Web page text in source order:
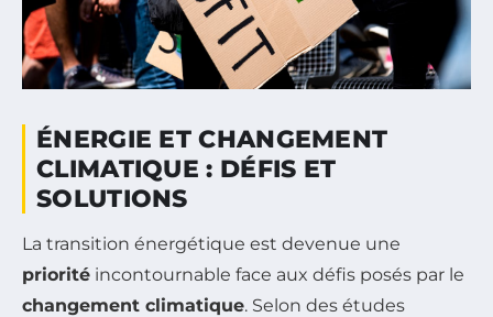
ÉNERGIE ET CHANGEMENT
CLIMATIQUE : DÉFIS ET
SOLUTIONS
La transition énergétique est devenue une
priorité incontournable face aux défis posés par le
changement climatique. Selon des études